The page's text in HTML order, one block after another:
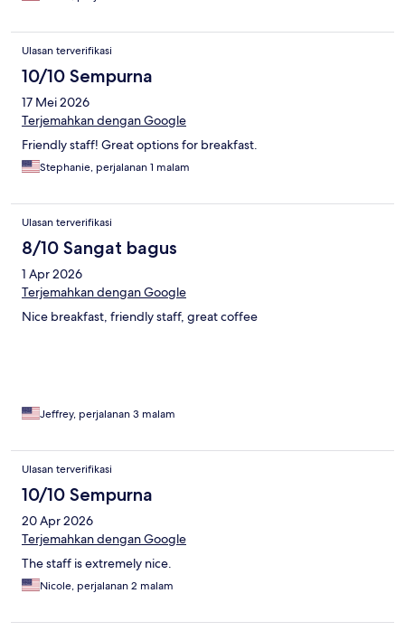
Ulasan terverifikasi
10/10 Sempurna
17 Mei 2026
Terjemahkan dengan Google
Friendly staff! Great options for breakfast.
Stephanie, perjalanan 1 malam
Ulasan terverifikasi
8/10 Sangat bagus
1 Apr 2026
Terjemahkan dengan Google
Nice breakfast, friendly staff, great coffee
Jeffrey, perjalanan 3 malam
Ulasan terverifikasi
10/10 Sempurna
20 Apr 2026
Terjemahkan dengan Google
The staff is extremely nice.
Nicole, perjalanan 2 malam